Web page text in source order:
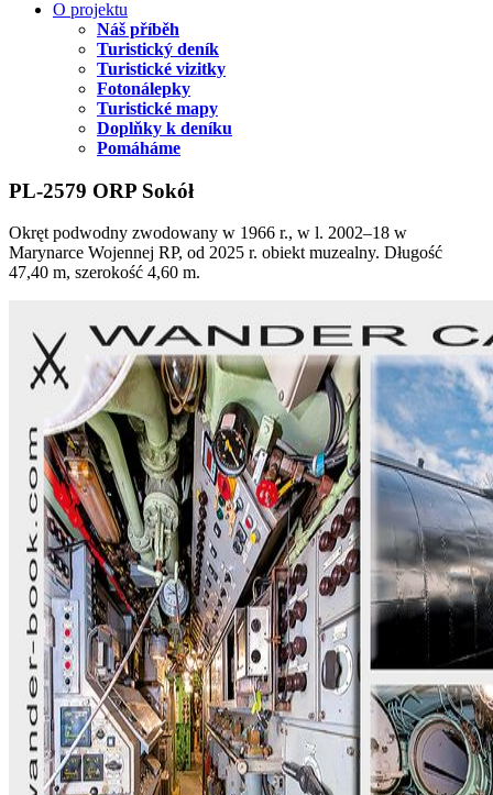
O projektu
Náš příběh
Turistický deník
Turistické vizitky
Fotonálepky
Turistické mapy
Doplňky k deníku
Pomáháme
PL-2579 ORP Sokół
Okręt podwodny zwodowany w 1966 r., w l. 2002–18 w
Marynarce Wojennej RP, od 2025 r. obiekt muzealny. Długość
47,40 m, szerokość 4,60 m.